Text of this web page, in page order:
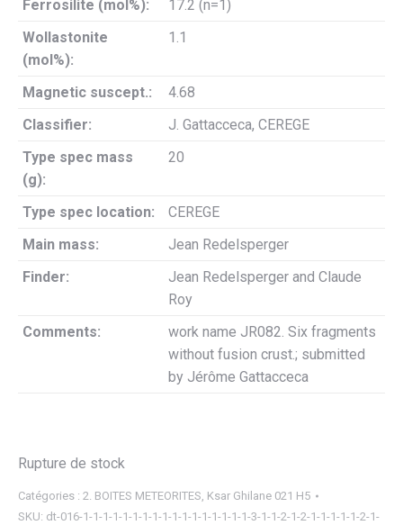
Ferrosilite (mol%):
17.2 (n=1)
Wollastonite
(mol%):
1.1
Magnetic suscept.:
4.68
Classifier:
J. Gattacceca, CEREGE
Type spec mass
(g):
20
Type spec location:
CEREGE
Main mass:
Jean Redelsperger
Finder:
Jean Redelsperger and Claude
Roy
Comments:
work name JR082. Six fragments
without fusion crust.; submitted
by Jérôme Gattacceca
Rupture de stock
Catégories : 2. BOITES METEORITES Ksar Ghilane 021 H5
SKU: dt-016-1-1-1-1-1-1-1-1-1-1-1-1-1-1-1-1-1-3-1-1-2-1-2-1-1-1-1-1-2-1-